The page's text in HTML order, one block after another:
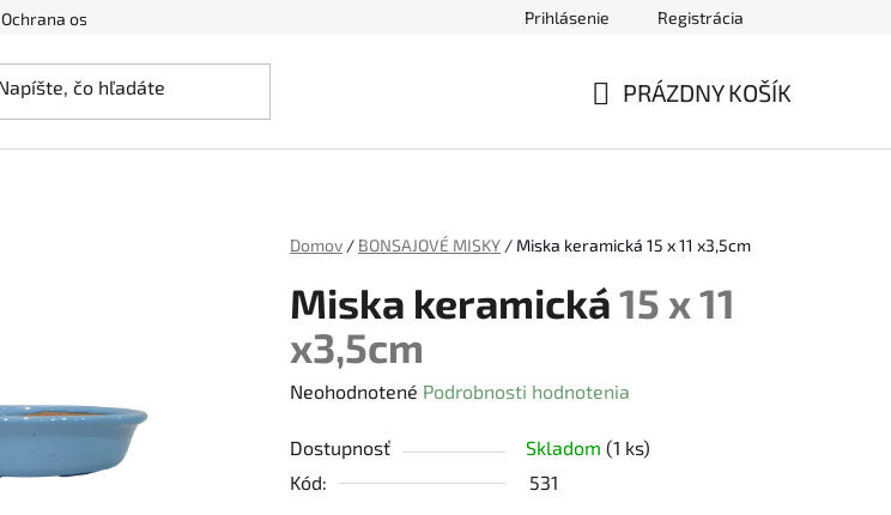
Ochrana osobných údajov Prihlásenie Registrácia
PRÁZDNY KOŠÍK
Domov / BONSAJOVÉ MISKY / Miska keramická 15 x 11 x3,5cm
Miska keramická15 x 11
x3,5cm
Priemerné
produktu
je
Neohodnotené Podrobnosti hodnotenia
Dostupnosť Skladom (1 ks)
Kód:
531